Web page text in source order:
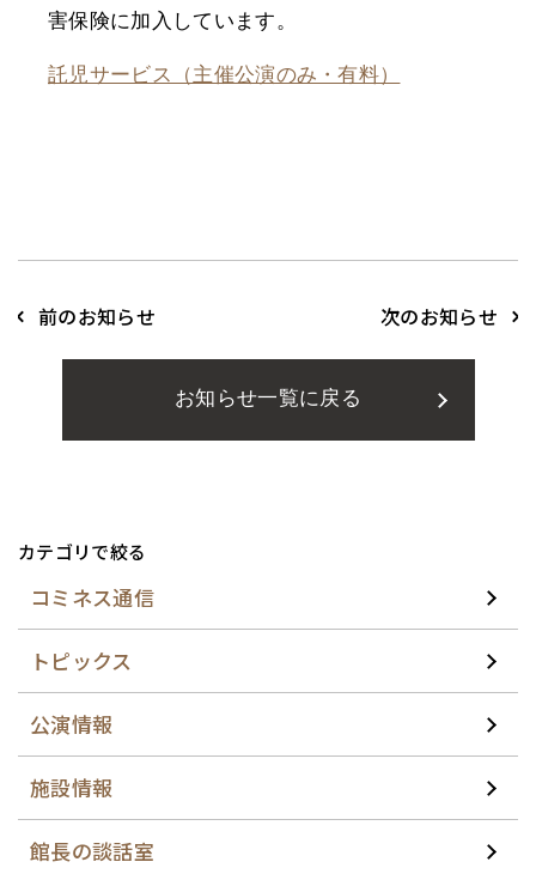
害保険に加入しています。
託児サービス（主催公演のみ・有料）
前のお知らせ 次のお知らせ
お知らせ一覧に戻る
カテゴリで絞る
コミネス通信
トピックス
公演情報
施設情報
館長の談話室